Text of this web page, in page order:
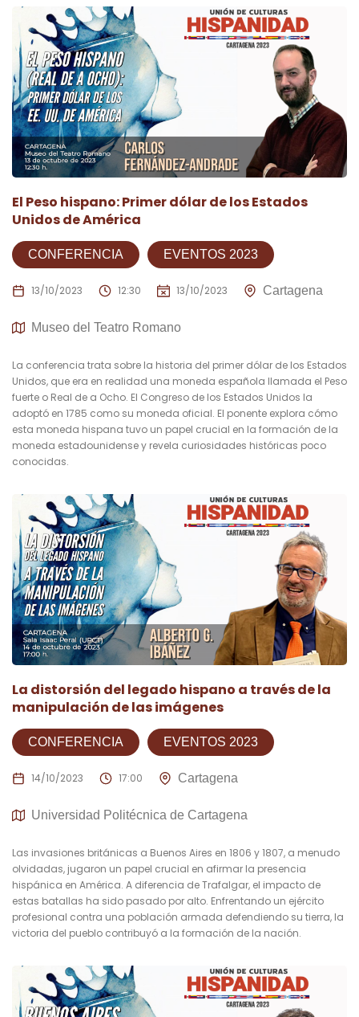
El Peso hispano: Primer dólar de los Estados
Unidos de América
CONFERENCIA EVENTOS 2023
13/10/2023 12:30 13/10/2023 Cartagena
Museo del Teatro Romano
La conferencia trata sobre la historia del primer dólar de los Estados
Unidos, que era en realidad una moneda española llamada el Peso
fuerte o Real de a Ocho. El Congreso de los Estados Unidos la
adoptó en 1785 como su moneda oficial. El ponente explora cómo
esta moneda hispana tuvo un papel crucial en la formación de la
moneda estadounidense y revela curiosidades históricas poco
conocidas.
La distorsión del legado hispano a través de la
manipulación de las imágenes
CONFERENCIA EVENTOS 2023
14/10/2023 17:00 Cartagena
Universidad Politécnica de Cartagena
Las invasiones británicas a Buenos Aires en 1806 y 1807, a menudo
olvidadas, jugaron un papel crucial en afirmar la presencia
hispánica en América. A diferencia de Trafalgar, el impacto de
estas batallas ha sido pasado por alto. Enfrentando un ejército
profesional contra una población armada defendiendo su tierra, la
victoria del pueblo contribuyó a la formación de la nación.